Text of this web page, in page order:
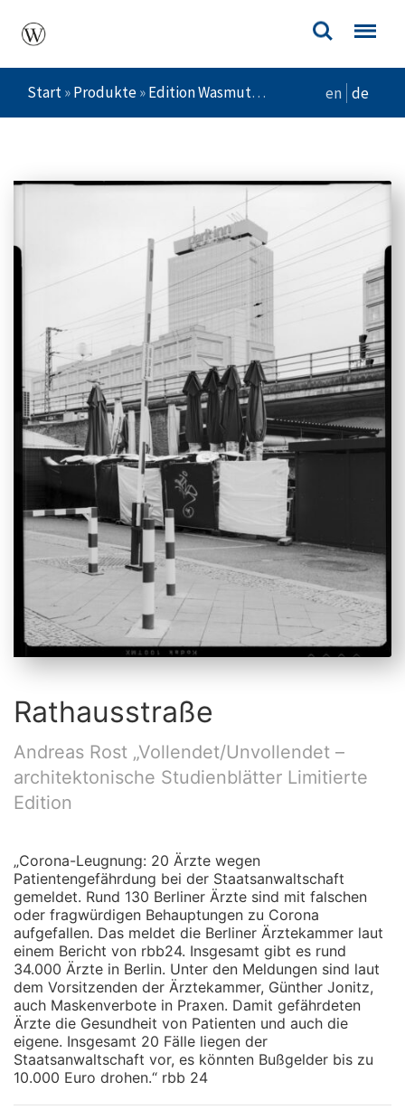
Start»Produkte»Edition Wasmuth » Rathausstraße
en de
Rathausstraße
Andreas Rost „Vollendet/Unvollendet –
architektonische Studienblätter Limitierte
Edition
„Corona-Leugnung: 20 Ärzte wegen
Patientengefährdung bei der Staatsanwaltschaft
gemeldet. Rund 130 Berliner Ärzte sind mit falschen
oder fragwürdigen Behauptungen zu Corona
aufgefallen. Das meldet die Berliner Ärztekammer laut
einem Bericht von rbb24. Insgesamt gibt es rund
34.000 Ärzte in Berlin. Unter den Meldungen sind laut
dem Vorsitzenden der Ärztekammer, Günther Jonitz,
auch Maskenverbote in Praxen. Damit gefährdeten
Ärzte die Gesundheit von Patienten und auch die
eigene. Insgesamt 20 Fälle liegen der
Staatsanwaltschaft vor, es könnten Bußgelder bis zu
10.000 Euro drohen.“ rbb 24